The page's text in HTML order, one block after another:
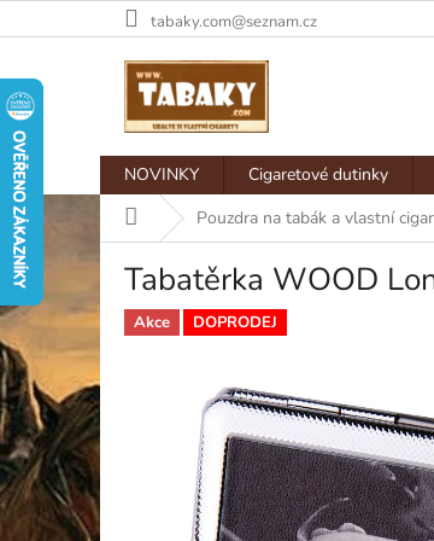
na
tabaky.com@seznam.cz
NOVINKY Cigaretové dutinky
Domů Pouzdra na tabák a vlastní
Tabatěrka WOOD
Akce DOPRODEJ